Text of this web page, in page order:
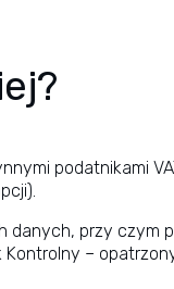
podatnikami
danych, przy czym
–